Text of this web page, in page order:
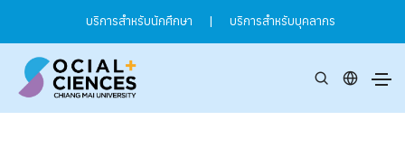
บริการสำหรับนักศึกษา | บริการสำหรับบุคลากร